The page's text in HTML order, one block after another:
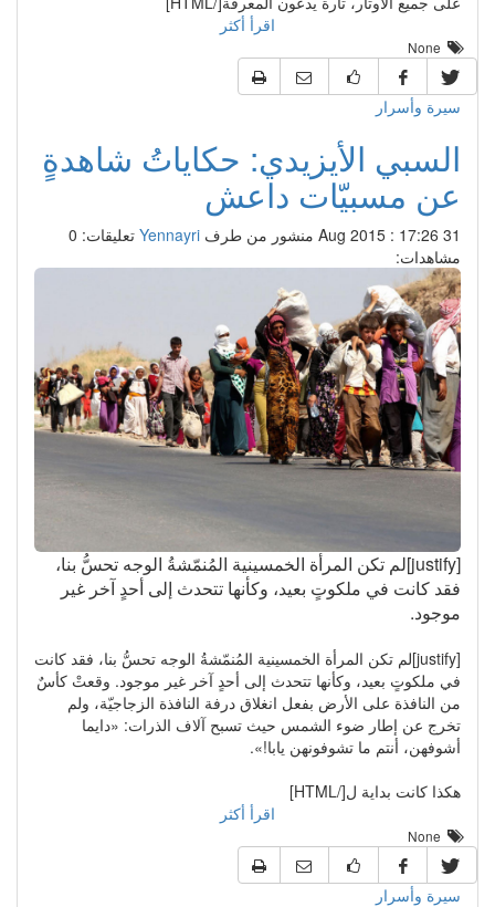
اقرأ أكثر
None
سيرة وأسرار
السبي الأيزيدي: حكاياتُ شاهدةٍ
عن مسبيّات داعش
منشور من طرفYennayri تعليقات: 0
مشاهدات:
[justify]لم تكن المرأة الخمسينية المُنمّشةُ الوجه تحسُّ بنا،
فقد كانت في ملكوتٍ بعيد، وكأنها تتحدث إلى أحدٍ آخر غير
موجود.
[justify]لم تكن المرأة الخمسينية المُنمّشةُ الوجه تحسُّ بنا، فقد كانت
في ملكوتٍ بعيد، وكأنها تتحدث إلى أحدٍ آخر غير موجود. وقعتْ كأسٌ
من النافذة على الأرض بفعل انغلاق درفة النافذة الزجاجيّة، ولم
تخرج عن إطار ضوء الشمس حيث تسبح آلاف الذرات: «دايما
أشوفهن، أنتم ما تشوفونهن يابا!».
هكذا كانت بداية ل[/HTML]
اقرأ أكثر
None
سيرة وأسرار